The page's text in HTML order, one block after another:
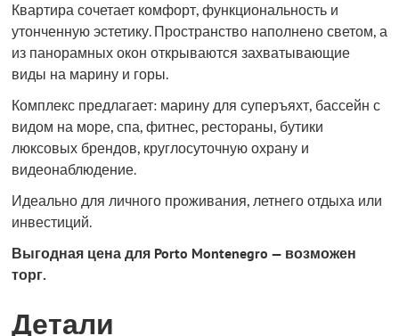
Квартира сочетает комфорт, функциональность и
утонченную эстетику. Пространство наполнено светом, а
из панорамных окон открываются захватывающие
виды на марину и горы.
Комплекс предлагает: марину для суперъяхт, бассейн с
видом на море, спа, фитнес, рестораны, бутики
люксовых брендов, круглосуточную охрану и
видеонаблюдение.
Идеально для личного проживания, летнего отдыха или
инвестиций.
Выгодная цена для Porto Montenegro — возможен
торг.
Детали